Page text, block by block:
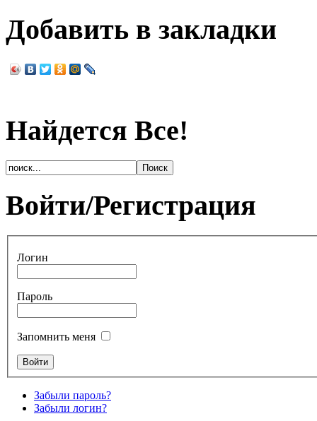
Добавить в закладки
Найдется Все!
Войти/Регистрация
Логин
Пароль
Запомнить меня
Забыли пароль?
Забыли логин?